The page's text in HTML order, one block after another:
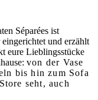
Séparées ist
und erzählt
eure Lieblingsstücke
von der Vase
bis hin zum Sofa
seht, auch